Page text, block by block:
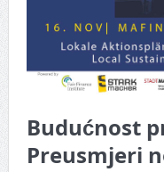
Budućnost
Preusmjeri